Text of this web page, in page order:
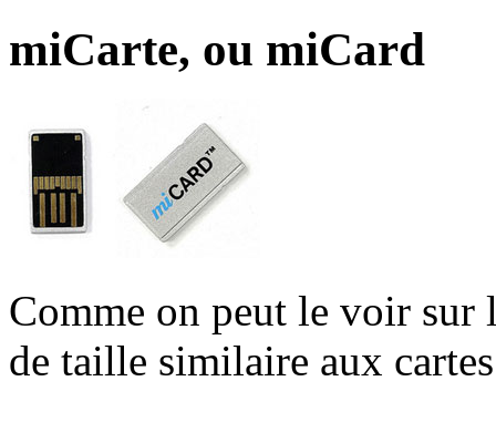
miCarte, ou miCard
Comme on peut le voir sur
de taille similaire aux